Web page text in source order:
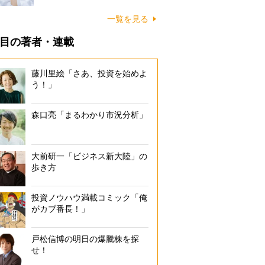
一覧を見る
の著者・連載
藤川里絵「さあ、投資を始めよ
う！」
森口亮「まるわかり市況分析」
大前研一「ビジネス新大陸」の
歩き方
投資ノウハウ満載コミック「俺
がカブ番長！」
戸松信博の明日の爆騰株を探
せ！